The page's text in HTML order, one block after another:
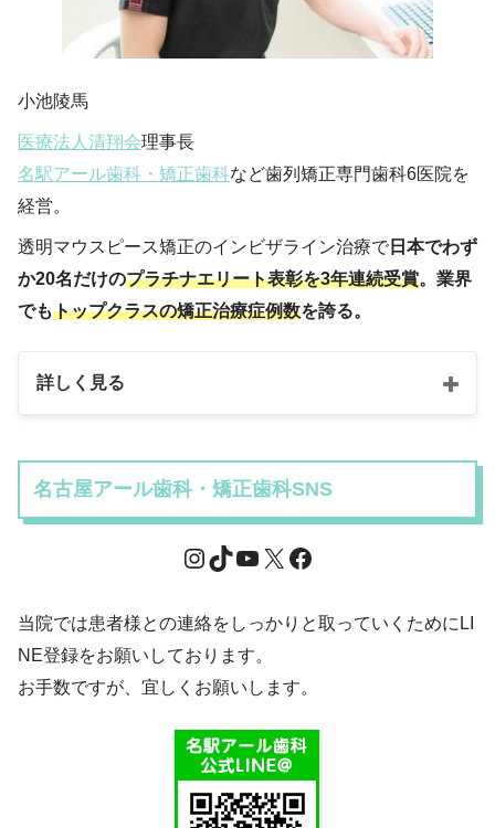
小池陵馬
医療法人清翔会理事長
名駅アール歯科・矯正歯科など歯列矯正専門歯科6医院を
経営。
透明マウスピース矯正のインビザライン治療で 日本でわず
か20名だけのプラチナエリート表彰を3年連続受賞。業界
でもトップクラスの矯正治療症例数を誇る。
詳しく見る
名古屋アール歯科・矯正歯科SNS
当院では患者様との連絡をしっかりと取っていくためにLI
NE登録をお願いしております。
お手数ですが、宜しくお願いします。